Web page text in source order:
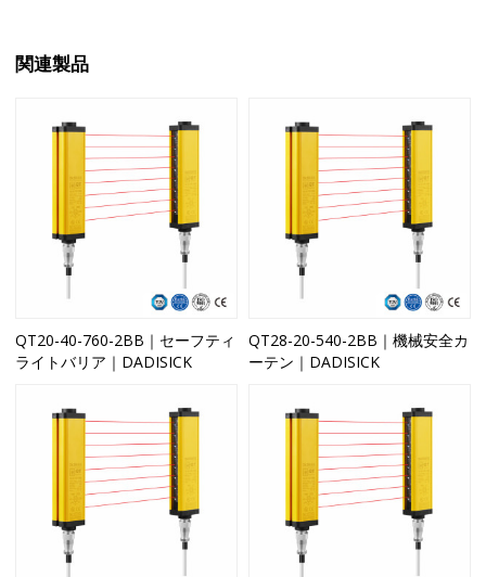
関連製品
QT20-40-760-2BB｜セーフティ
ライトバリア｜DADISICK
QT28-20-540-2BB｜機械安全カ
ーテン｜DADISICK